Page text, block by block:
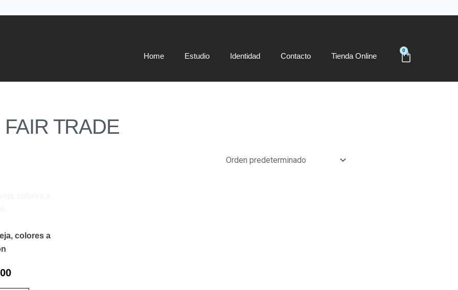
Home Estudio Identidad Contacto Tienda Online
0
Carrito
FAIR TRADE
colores a